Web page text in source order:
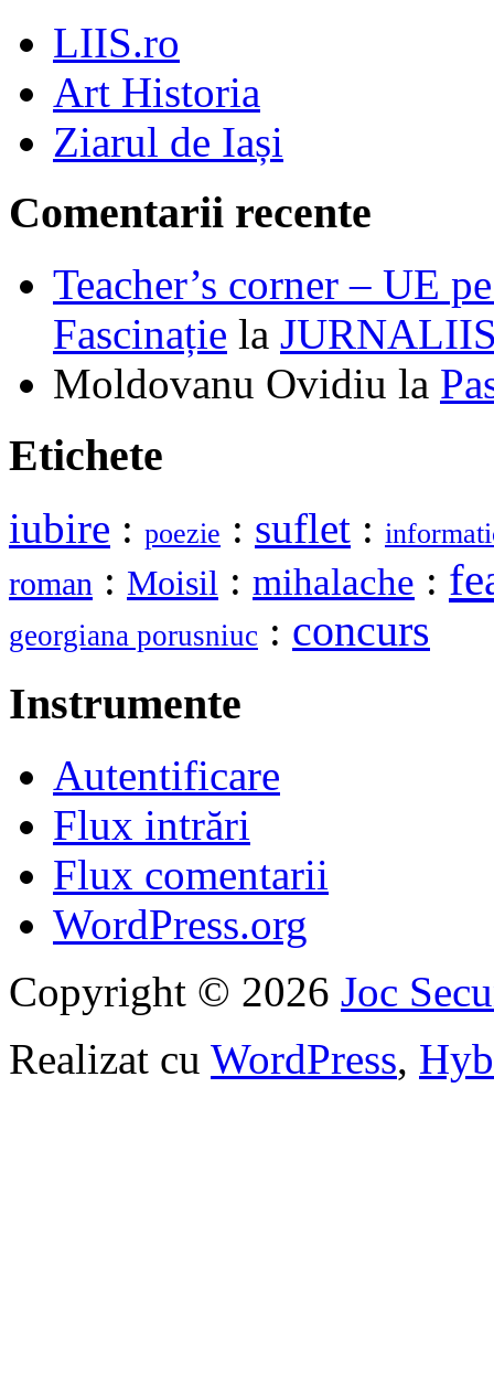
LIIS.ro
Art Historia
Ziarul de Iași
Comentarii recente
Teacher’s corner – UE
Fascinație la
Moldovanu Ovidiu la
Etichete
iubire : poezie : suflet :
roman : Moisil : mihalache :
georgiana porusniuc : concurs
Instrumente
Autentificare
Flux intrări
Flux comentarii
WordPress.org
Copyright © 2026 Joc
Realizat cu WordPress,